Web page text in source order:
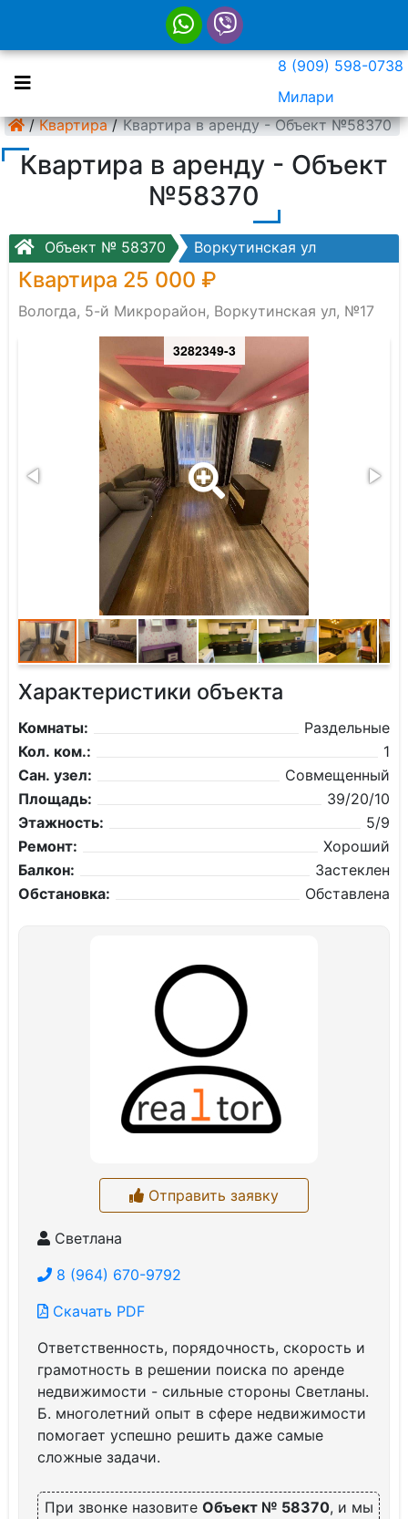
8 (909) 598-0738
Милари
/ Квартира / Квартира в аренду - Объект №58370
Квартира в аренду - Объект
№58370
Объект № 58370 Воркутинская ул
Квартира 25 000 ₽
Вологда, 5-й Микрорайон, Воркутинская ул, №17
3282349-3
Характеристики объекта
Комнаты:
Раздельные
Кол. ком.:
1
Сан. узел:
Совмещенный
Площадь:
39/20/10
Этажность:
5/9
Ремонт:
Хороший
Балкон:
Застеклен
Обстановка:
Обставлена
Отправить заявку
Светлана
8 (964) 670-9792
Скачать PDF
Ответственность, порядочность, скорость и
грамотность в решении поиска по аренде
недвижимости - сильные стороны Светланы.
Б. многолетний опыт в сфере недвижимости
помогает успешно решить даже самые
сложные задачи.
При звонке назовите Объект № 58370, и мы